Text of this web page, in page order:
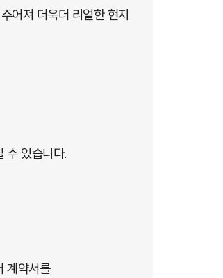
어져 더욱더 리얼한 현지
수 있습니다.
계약서를